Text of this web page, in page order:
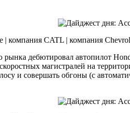
компания CATL | компания
рынка дебютировал автопилот
магистралей на
и совершать обгоны (с